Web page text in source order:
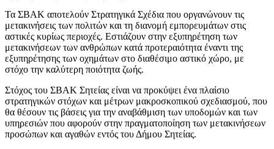
Τα ΣΒΑΚ αποτελούν Στρατηγικά Σχέδια που οργανώνουν τις
μετακινήσεις των πολιτών και τη διανομή εμπορευμάτων στις
αστικές κυρίως περιοχές. Εστιάζουν στην εξυπηρέτηση των
μετακινήσεων των ανθρώπων κατά προτεραιότητα έναντι της
εξυπηρέτησης των οχημάτων στο διαθέσιμο αστικό χώρο, με
στόχο την καλύτερη ποιότητα ζωής.
Στόχος του ΣΒΑΚ Σητείας είναι να προκύψει ένα πλαίσιο
στρατηγικών στόχων και μέτρων μακροσκοπικού σχεδιασμού, που
θα θέσουν τις βάσεις για την αναβάθμιση των υποδομών και των
υπηρεσιών που αφορούν στην πραγματοποίηση των μετακινήσεων
προσώπων και αγαθών εντός του Δήμου Σητείας.